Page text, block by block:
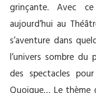
grinçante. Avec
aujourd’hui au
s’aventure dans
l’univers sombre du
des spectacles